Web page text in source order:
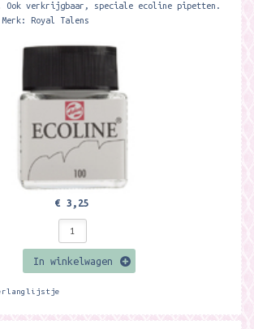
verkrijgbaar, speciale ecoline pipetten.
Royal Talens
€ 3,25
In winkelwagen